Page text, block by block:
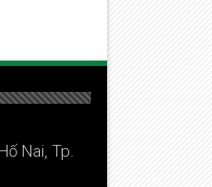
Nai, Tp.